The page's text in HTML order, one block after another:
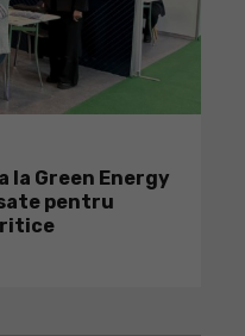
la Green Energy
pentru